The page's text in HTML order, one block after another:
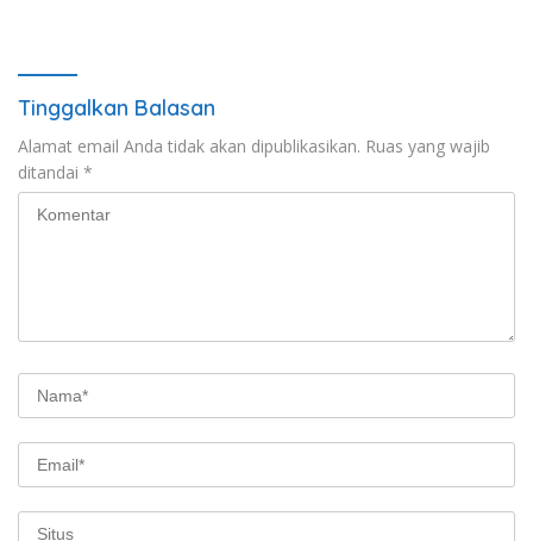
Tinggalkan Balasan
Alamat email Anda tidak akan dipublikasikan. Ruas yang wajib
ditandai *